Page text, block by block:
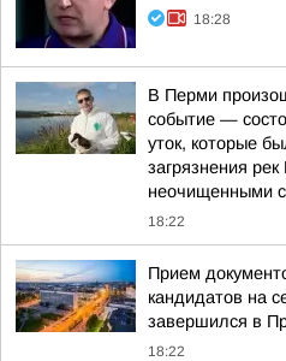
18:28
В Перми
событие —
уток, которые
загрязнения
неочищенными
18:22
Прием
кандидатов на
завершился в
18:22